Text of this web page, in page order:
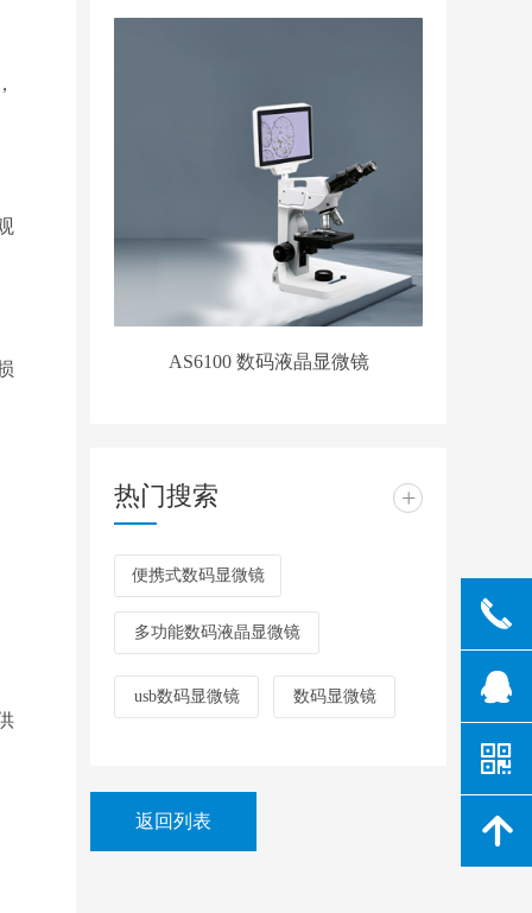
AS6100 数码液晶显微镜
热门搜索
便携式数码显微镜
多功能数码液晶显微镜
usb数码显微镜 数码显微镜
+
返回列表
끅
뀩
낃
녕